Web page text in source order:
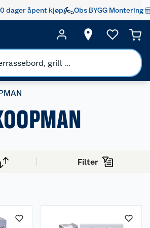
dager åpent kjøp Obs BYGG Montering
Filter